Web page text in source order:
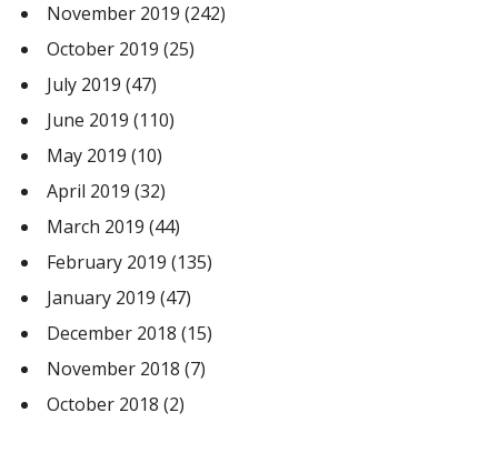
November 2019 (242)
October 2019 (25)
July 2019 (47)
June 2019 (110)
May 2019 (10)
April 2019 (32)
March 2019 (44)
February 2019 (135)
January 2019 (47)
December 2018 (15)
November 2018 (7)
October 2018 (2)